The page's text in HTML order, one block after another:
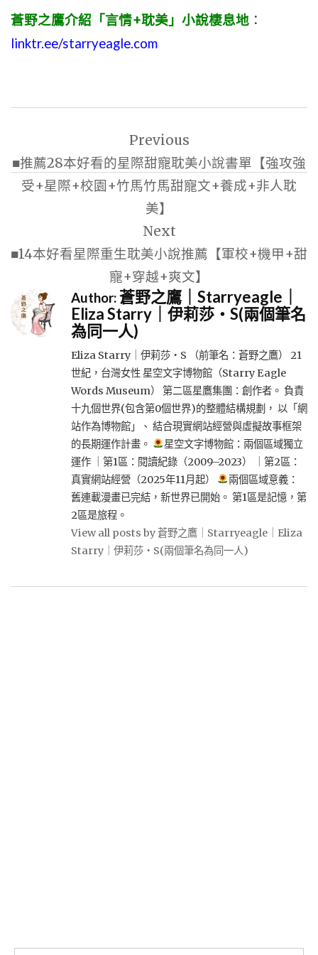
蒼野之鷹介紹「言情+耽美」小說棲息地 ：
linktr.ee/starryeagle.com
導
覽
Previous
■推薦28本好看的星際甜寵耽美小說書單【強攻強
受+星際+校園+竹馬竹馬甜寵文+養成+非人耽
美】
Next
■14本好看星際重生耽美小說推薦【軍校+機甲+甜
寵+穿越+爽文】
Author:蒼野之鷹｜Starryeagle｜
Eliza Starry｜伊莉莎・S(兩個筆名
為同一人)
Eliza Starry｜伊莉莎・S （前筆名：蒼野之鷹） 21
世紀，台灣女性 星空文字博物館（Starry Eagle
Words Museum） 第二區星鷹集團：創作者。 負責
十九個世界(包含第0個世界)的整體結構規劃， 以「網
站作為博物館」、 結合現實網站經營與虛擬故事框架
的長期運作計畫。
星空文字博物館：兩個區域獨立
運作 ｜第1區：閱讀紀錄（2009–2023） ｜第2區：
真實網站經營（2025年11月起）
兩個區域意義：
舊連載漫畫已完結，新世界已開始。 第1區是記憶，第
2區是旅程。
View all posts by 蒼野之鷹｜Starryeagle｜Eliza
Starry｜伊莉莎・S(兩個筆名為同一人)